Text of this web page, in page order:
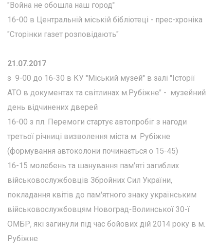
"Война не обошла наш город"
16-00 в Центральній міській бібліотеці - прес-хроніка
"Сторінки газет розповідають"
21.07.2017
з 9-00 до 16-30 в КУ "Міський музей" в залі "Історії
АТО в документах та світлинах м.Рубіжне" - музейний
день відчинених дверей
16-00 з пл. Перемоги стартує автопробіг з нагоди
третьої річниці визволення міста м. Рубіжне
(формування автоколони починається о 15-45)
16-15 молебень та шанування пам'яті загиблих
військовослужбовців Збройних Сил України,
покладання квітів до пам'ятного знаку українським
військовослужбовцям Новоград-Волинської 30-ї
ОМБР, які загинули під час бойових дій 2014 року в м.
Рубіжне